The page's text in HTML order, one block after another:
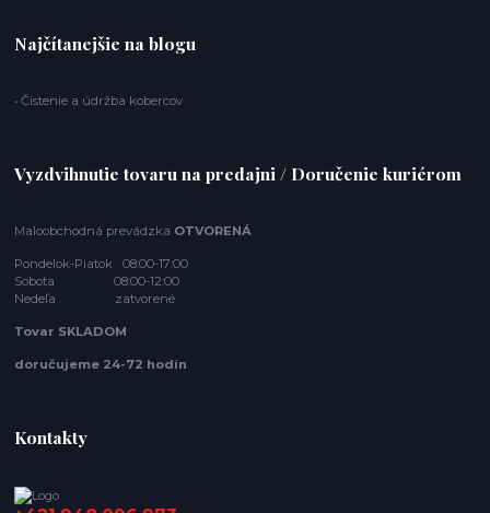
Najčítanejšie na blogu
• Čistenie a údržba kobercov
Vyzdvihnutie tovaru na predajni / Doručenie kuriérom
Maloobchodná prevádzka OTVORENÁ
Pondelok-Piatok 08:00-17:00
Sobota 08:00-12:00
Nedeľa zatvorené
Tovar SKLADOM
doručujeme 24-72 hodín
Kontakty